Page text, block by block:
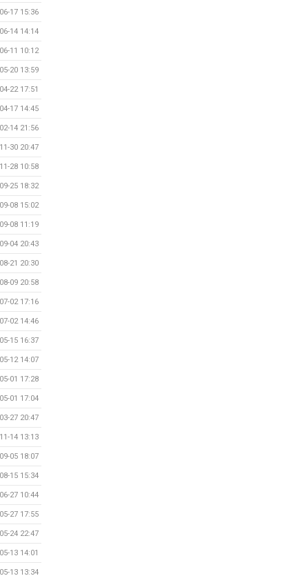
17 15:36
14 14:14
11 10:12
20 13:59
22 17:51
17 14:45
14 21:56
30 20:47
28 10:58
25 18:32
08 15:02
08 11:19
04 20:43
21 20:30
09 20:58
02 17:16
02 14:46
15 16:37
12 14:07
01 17:28
01 17:04
27 20:47
14 13:13
05 18:07
15 15:34
27 10:44
27 17:55
24 22:47
13 14:01
13 13:34